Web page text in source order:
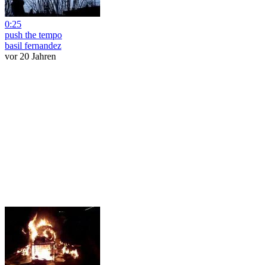
0:25
push the tempo
basil fernandez
vor 20 Jahren